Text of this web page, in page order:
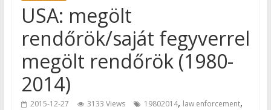
USA: megölt
rendőrök/saját fegyverrel
megölt rendőrök (1980-
2014)
2015-12-27 3133 Views 19802014, law enforcement,